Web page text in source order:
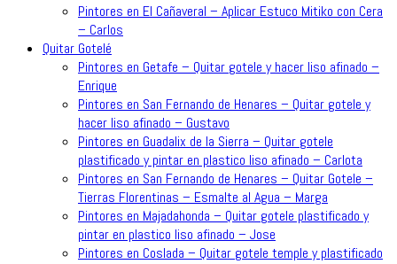
Pintores en El Cañaveral – Aplicar Estuco Mitiko con Cera
– Carlos
Quitar Gotelé
Pintores en Getafe – Quitar gotele y hacer liso afinado –
Enrique
Pintores en San Fernando de Henares – Quitar gotele y
hacer liso afinado – Gustavo
Pintores en Guadalix de la Sierra – Quitar gotele
plastificado y pintar en plastico liso afinado – Carlota
Pintores en San Fernando de Henares – Quitar Gotele –
Tierras Florentinas – Esmalte al Agua – Marga
Pintores en Majadahonda – Quitar gotele plastificado y
pintar en plastico liso afinado – Jose
Pintores en Coslada – Quitar gotele temple y plastificado